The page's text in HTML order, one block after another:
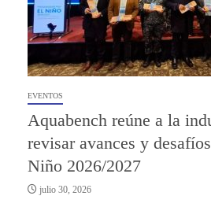
EVENTOS
Aquabench reúne a la
revisar avances y
Niño 2026/2027
julio 30, 2026